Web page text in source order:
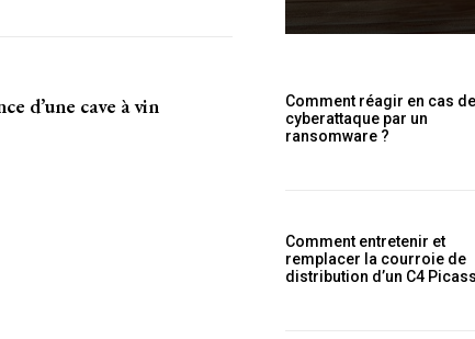
d’une cave à vin
Comment réagir en cas de
cyberattaque par un
ransomware ?
Comment entretenir et
remplacer la courroie de
distribution d’un C4